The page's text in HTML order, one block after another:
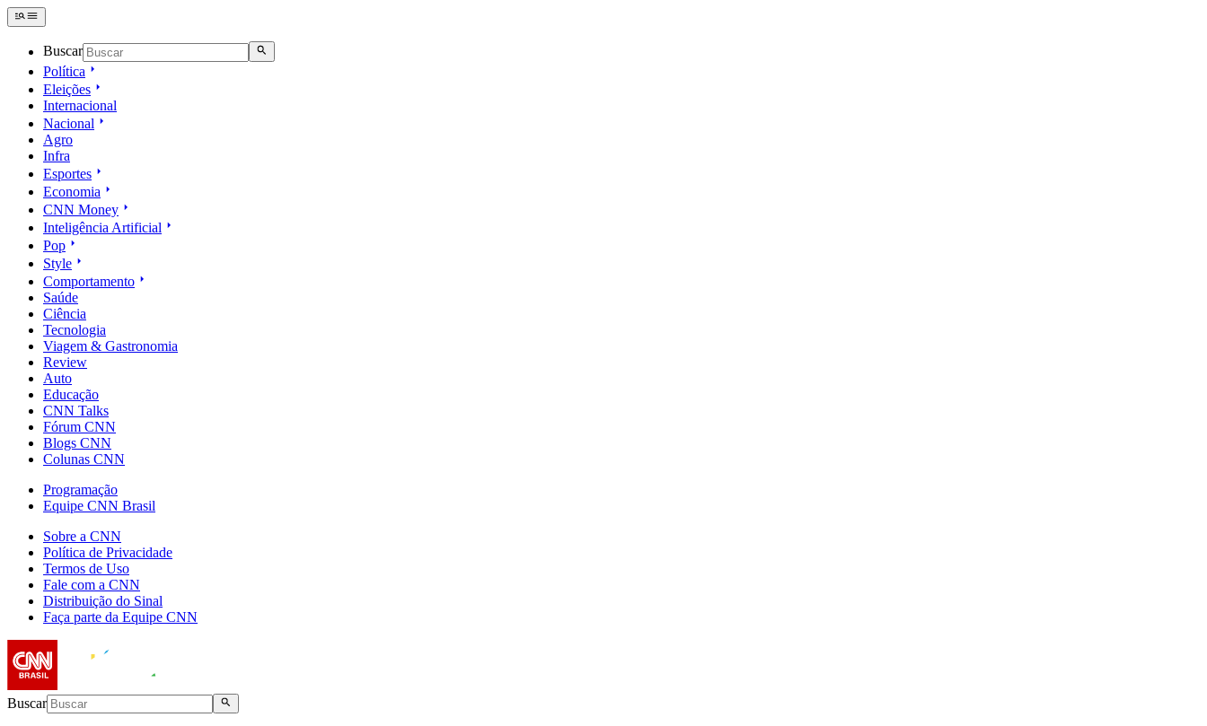
Buscar
Política
Eleições
Internacional
Nacional
Agro
Infra
Esportes
Economia
CNN Money
Inteligência Artificial
Pop
Style
Comportamento
Saúde
Ciência
Tecnologia
Viagem & Gastronomia
Review
Auto
Educação
CNN Talks
Fórum CNN
Blogs CNN
Colunas CNN
Programação
Equipe CNN Brasil
Sobre a CNN
Política de Privacidade
Termos de Uso
Fale com a CNN
Distribuição do Sinal
Faça parte da Equipe CNN
Buscar